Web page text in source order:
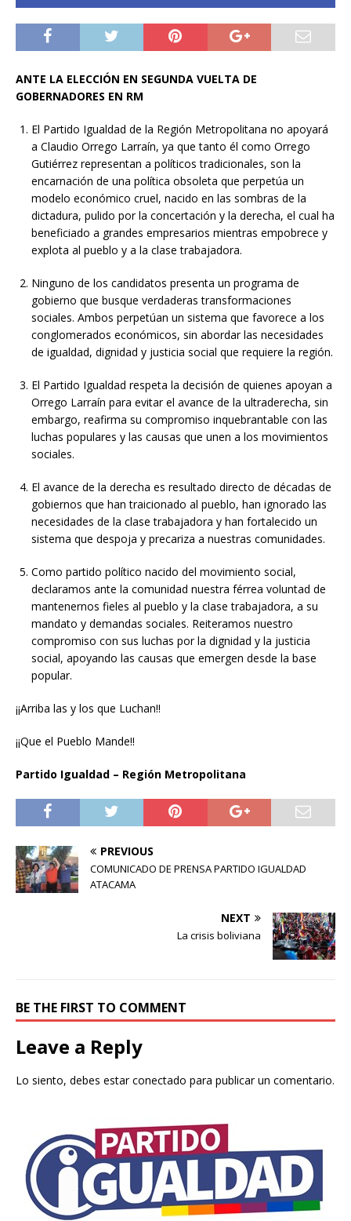
ANTE LA ELECCIÓN EN SEGUNDA VUELTA DE
GOBERNADORES EN RM
El Partido Igualdad de la Región Metropolitana no apoyará
a Claudio Orrego Larraín, ya que tanto él como Orrego
Gutiérrez representan a políticos tradicionales, son la
encarnación de una política obsoleta que perpetúa un
modelo económico cruel, nacido en las sombras de la
dictadura, pulido por la concertación y la derecha, el cual ha
beneficiado a grandes empresarios mientras empobrece y
explota al pueblo y a la clase trabajadora.
Ninguno de los candidatos presenta un programa de
gobierno que busque verdaderas transformaciones
sociales. Ambos perpetúan un sistema que favorece a los
conglomerados económicos, sin abordar las necesidades
de igualdad, dignidad y justicia social que requiere la región.
El Partido Igualdad respeta la decisión de quienes apoyan a
Orrego Larraín para evitar el avance de la ultraderecha, sin
embargo, reafirma su compromiso inquebrantable con las
luchas populares y las causas que unen a los movimientos
sociales.
El avance de la derecha es resultado directo de décadas de
gobiernos que han traicionado al pueblo, han ignorado las
necesidades de la clase trabajadora y han fortalecido un
sistema que despoja y precariza a nuestras comunidades.
Como partido político nacido del movimiento social,
declaramos ante la comunidad nuestra férrea voluntad de
mantenernos fieles al pueblo y la clase trabajadora, a su
mandato y demandas sociales. Reiteramos nuestro
compromiso con sus luchas por la dignidad y la justicia
social, apoyando las causas que emergen desde la base
popular.
¡¡Arriba las y los que Luchan!!
¡¡Que el Pueblo Mande!!
Partido Igualdad – Región Metropolitana
PREVIOUS
COMUNICADO DE PRENSA PARTIDO IGUALDAD
ATACAMA
NEXT
La crisis boliviana
BE THE FIRST TO COMMENT
Leave a Reply
Lo siento, debes estarconectado para publicar un comentario.